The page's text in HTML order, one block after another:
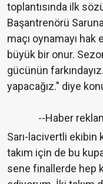
toplantısında ilk
Başantrenörü
maçı oynamayı
büyük bir onur.
gücünün
yapacağız." diye
--Haber
Sarı-lacivertli ekibin
takım için de bu
sene finallerde hep